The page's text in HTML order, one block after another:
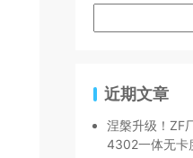
近期文章
涅槃升级！ZF
4302一体无卡